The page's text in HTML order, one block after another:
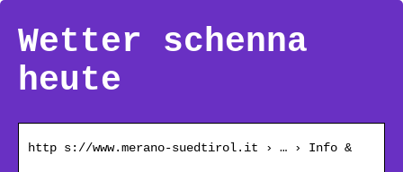
Wetter schenna
heute
http s://www.merano-suedtirol.it › … › Info &